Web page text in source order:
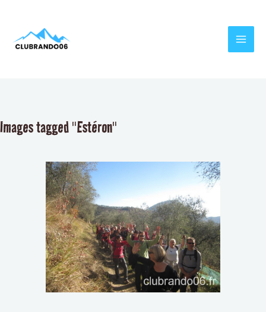
contenu
Images tagged "Estéron"